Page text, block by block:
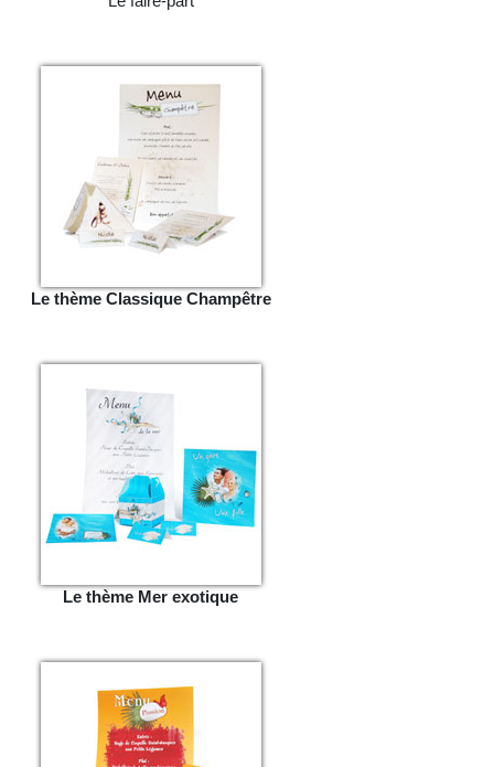
Le thème Classique Champêtre
Le thème Mer exotique